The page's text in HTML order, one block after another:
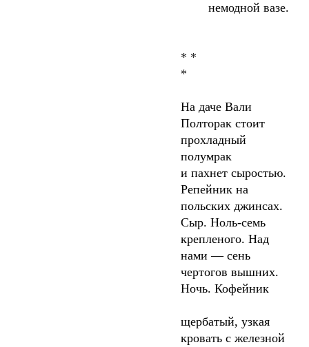
немодной вазе.
* *
*
На даче Вали
Полторак стоит
прохладный
полумрак
и пахнет сыростью.
Репейник на
польских джинсах.
Сыр. Ноль-семь
крепленого. Над
нами — сень
чертогов вышних.
Ночь. Кофейник
щербатый, узкая
кровать с железной